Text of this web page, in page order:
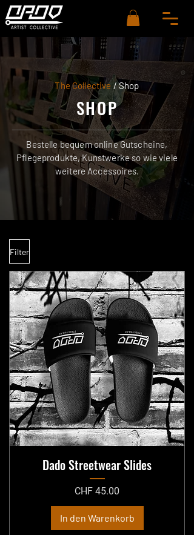
The Collective / Shop
SHOP
Bestelle bequem online Gutscheine,
Pflegeprodukte, Kunstwerke so wie viele
weitere Accessoires.
Filter
Dado Streetwear Slides
Preis
CHF 45.00
In den Warenkorb